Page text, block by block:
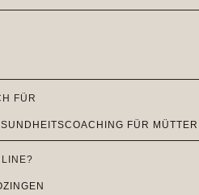
FÜR